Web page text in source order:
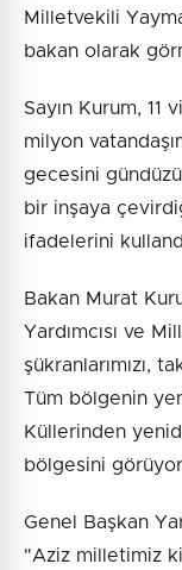
Milletvekili
bakan olarak
Sayın Kurum, 11
milyon
gecesini
bir inşaya
ifadelerini
Bakan Murat
Yardımcısı ve
şükranlarımızı,
Tüm bölgenin
Küllerinden
bölgesini
Genel Başkan
"Aziz milletimiz